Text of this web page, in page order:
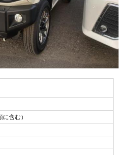
に含む）